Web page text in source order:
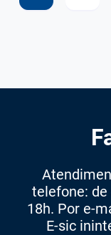
telefone: de
18h. Por e-
E-sic